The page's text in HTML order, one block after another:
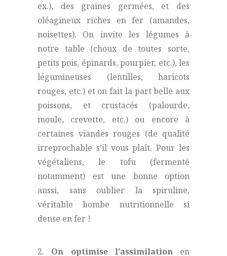
ex.), des graines germées, et des
oléagineux riches en fer (amandes,
noisettes). On invite les légumes à
notre table (choux de toutes sorte,
petits pois, épinards, pourpier, etc.), les
légumineuses (lentilles, haricots
rouges, etc.) et on fait la part belle aux
poissons, et crustacés (palourde,
moule, crevette, etc.) ou encore à
certaines viandes rouges (de qualité
irreprochable s’il vous plaît. Pour les
végétaliens, le tofu (fermenté
notamment) est une bonne option
aussi, sans oublier la spiruline,
véritable bombe nutritionnelle si
dense en fer !
2. On optimise l’assimilationen